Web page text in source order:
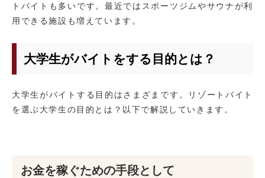
トバイトも多いです。最近ではスポーツジムやサウナが利
用できる施設も増えています。
大学生がバイトをする目的とは？
大学生がバイトする目的はさまざまです。リゾートバイト
を選ぶ大学生の目的とは？以下で解説していきます。
お金を稼ぐための手段として